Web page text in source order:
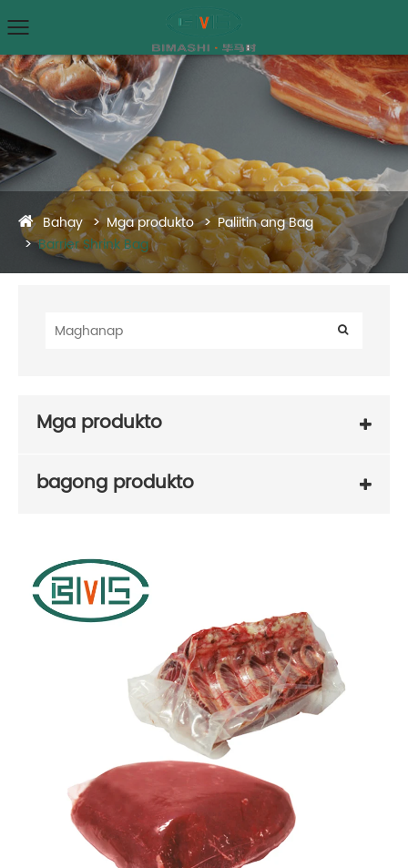
Bahay Mga produkto
Paliitin ang Bag
Barrier Shrink Bag
Mga produkto
bagong produkto